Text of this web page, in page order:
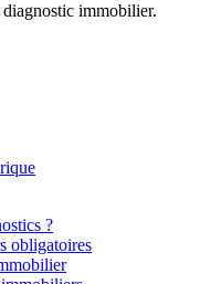
immobilier.
?
obligatoires